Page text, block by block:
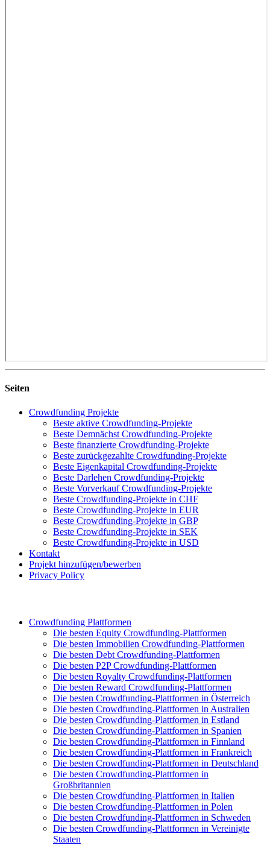
Seiten
Crowdfunding Projekte
Beste aktive Crowdfunding-Projekte
Beste Demnächst Crowdfunding-Projekte
Beste finanzierte Crowdfunding-Projekte
Beste zurückgezahlte Crowdfunding-Projekte
Beste Eigenkapital Crowdfunding-Projekte
Beste Darlehen Crowdfunding-Projekte
Beste Vorverkauf Crowdfunding-Projekte
Beste Crowdfunding-Projekte in CHF
Beste Crowdfunding-Projekte in EUR
Beste Crowdfunding-Projekte in GBP
Beste Crowdfunding-Projekte in SEK
Beste Crowdfunding-Projekte in USD
Kontakt
Projekt hinzufügen/bewerben
Privacy Policy
Crowdfunding Plattformen
Die besten Equity Crowdfunding-Plattformen
Die besten Immobilien Crowdfunding-Plattformen
Die besten Debt Crowdfunding-Plattformen
Die besten P2P Crowdfunding-Plattformen
Die besten Royalty Crowdfunding-Plattformen
Die besten Reward Crowdfunding-Plattformen
Die besten Crowdfunding-Plattformen in Österreich
Die besten Crowdfunding-Plattformen in Australien
Die besten Crowdfunding-Plattformen in Estland
Die besten Crowdfunding-Plattformen in Spanien
Die besten Crowdfunding-Plattformen in Finnland
Die besten Crowdfunding-Plattformen in Frankreich
Die besten Crowdfunding-Plattformen in Deutschland
Die besten Crowdfunding-Plattformen in
Großbritannien
Die besten Crowdfunding-Plattformen in Italien
Die besten Crowdfunding-Plattformen in Polen
Die besten Crowdfunding-Plattformen in Schweden
Die besten Crowdfunding-Plattformen in Vereinigte
Staaten